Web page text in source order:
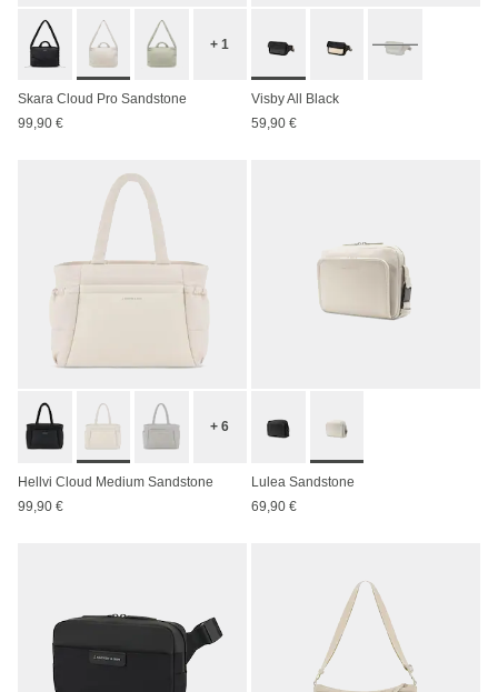
+ 1
Skara Cloud Pro Sandstone
99,90 €
Visby All Black
59,90 €
+ 6
Hellvi Cloud Medium Sandstone
99,90 €
Lulea Sandstone
69,90 €